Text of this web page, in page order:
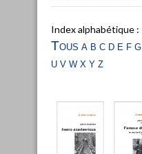
Index alphabétique :
Tous a b c d e fg
uvwx yz